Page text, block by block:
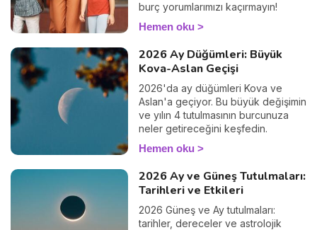
burç yorumlarımızı kaçırmayın!
Hemen oku
2026 Ay Düğümleri: Büyük
Kova-Aslan Geçişi
2026'da ay düğümleri Kova ve
Aslan'a geçiyor. Bu büyük değişimin
ve yılın 4 tutulmasının burcunuza
neler getireceğini keşfedin.
Hemen oku
2026 Ay ve Güneş Tutulmaları:
Tarihleri ve Etkileri
2026 Güneş ve Ay tutulmaları:
tarihler, dereceler ve astrolojik